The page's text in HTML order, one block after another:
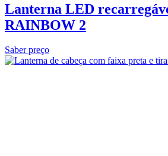
Lanterna LED
RAINBOW 2
Saber preço